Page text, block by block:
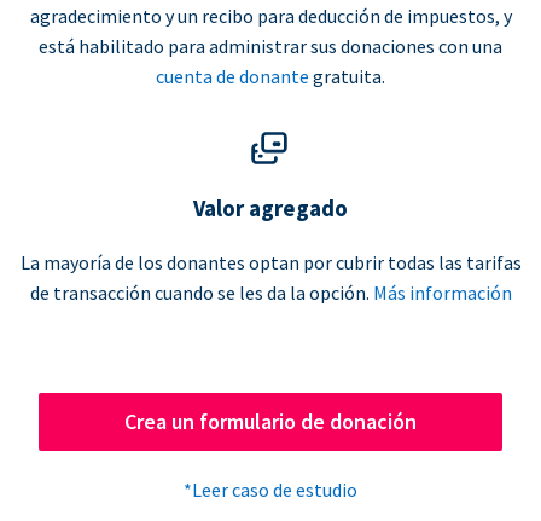
agradecimiento y un recibo para deducción de impuestos, y
está habilitado para administrar sus donaciones con una
cuenta de donante gratuita.
Valor agregado
La mayoría de los donantes optan por cubrir todas las tarifas
de transacción cuando se les da la opción. Más información
Crea un formulario de donación
*Leer caso de estudio